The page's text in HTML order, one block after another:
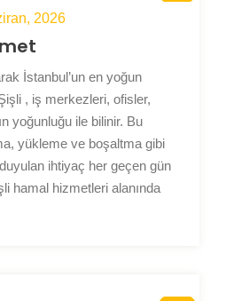
2026
İstanbul’un en yoğun
, iş merkezleri, ofisler,
yoğunluğu ile bilinir. Bu
yükleme ve boşaltma gibi
ihtiyaç her geçen gün
hamal hizmetleri alanında